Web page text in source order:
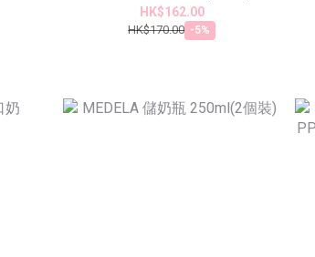
新生適用
HK$162.00
HK$170.00 -5%